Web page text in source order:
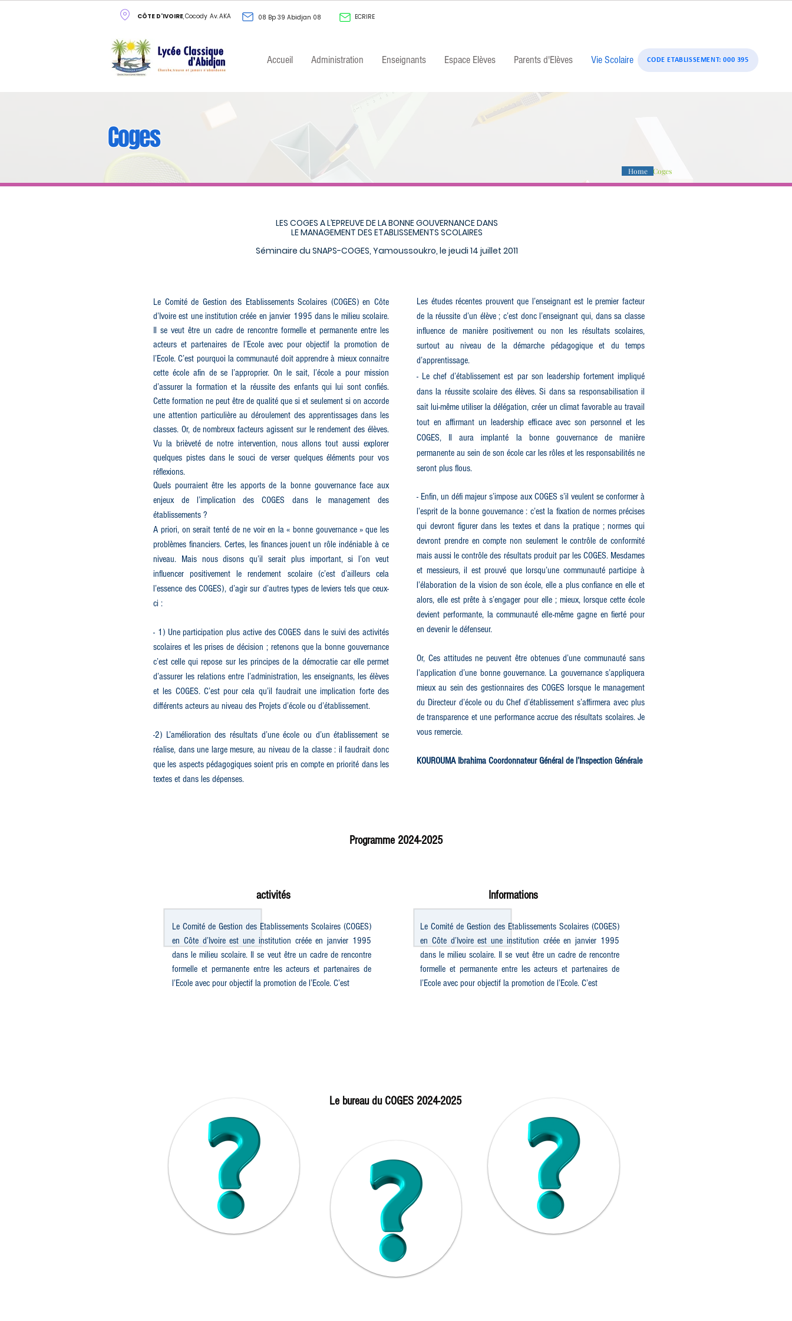
CÔTE D'IVOIRE, Cocody Av. AKA 08 Bp 39 Abidjan 08 ECRIRE
Coges
Coges
Home
LES COGES A L’EPREUVE DE LA BONNE GOUVERNANCE DANS
LE MANAGEMENT DES ETABLISSEMENTS SCOLAIRES
Séminaire du SNAPS-COGES, Yamoussoukro, le jeudi 14 juillet 2011
Le Comité de Gestion des Etablissements Scolaires (COGES) en Côte
d’Ivoire est une institution créée en janvier 1995 dans le milieu scolaire.
Il se veut être un cadre de rencontre formelle et permanente entre les
acteurs et partenaires de l’Ecole avec pour objectif la promotion de
l’Ecole. C’est pourquoi la communauté doit apprendre à mieux connaitre
cette école afin de se l’approprier. On le sait, l’école a pour mission
d’assurer la formation et la réussite des enfants qui lui sont confiés.
Cette formation ne peut être de qualité que si et seulement si on accorde
une attention particulière au déroulement des apprentissages dans les
classes. Or, de nombreux facteurs agissent sur le rendement des élèves.
Vu la brièveté de notre intervention, nous allons tout aussi explorer
quelques pistes dans le souci de verser quelques éléments pour vos
réflexions.
Quels pourraient être les apports de la bonne gouvernance face aux
enjeux de l’implication des COGES dans le management des
établissements ?
A priori, on serait tenté de ne voir en la « bonne gouvernance » que les
problèmes financiers. Certes, les finances jouent un rôle indéniable à ce
niveau. Mais nous disons qu’il serait plus important, si l’on veut
influencer positivement le rendement scolaire (c’est d’ailleurs cela
l’essence des COGES), d’agir sur d’autres types de leviers tels que ceux-
ci :
- 1) Une participation plus active des COGES dans le suivi des activités
scolaires et les prises de décision ; retenons que la bonne gouvernance
c’est celle qui repose sur les principes de la démocratie car elle permet
d’assurer les relations entre l’administration, les enseignants, les élèves
et les COGES. C’est pour cela qu’il faudrait une implication forte des
différents acteurs au niveau des Projets d’école ou d’établissement.
-2) L’amélioration des résultats d’une école ou d’un établissement se
réalise, dans une large mesure, au niveau de la classe : il faudrait donc
que les aspects pédagogiques soient pris en compte en priorité dans les
textes et dans les dépenses.
Les études récentes prouvent que l’enseignant est le premier facteur
de la réussite d’un élève ; c’est donc l’enseignant qui, dans sa classe
influence de manière positivement ou non les résultats scolaires,
surtout au niveau de la démarche pédagogique et du temps
d’apprentissage.
- Le chef d’établissement est par son leadership fortement impliqué
dans la réussite scolaire des élèves. Si dans sa responsabilisation il
sait lui-même utiliser la délégation, créer un climat favorable au travail
tout en affirmant un leadership efficace avec son personnel et les
COGES, Il aura implanté la bonne gouvernance de manière
permanente au sein de son école car les rôles et les responsabilités ne
seront plus flous.
- Enfin, un défi majeur s’impose aux COGES s’il veulent se conformer à
l’esprit de la bonne gouvernance : c’est la fixation de normes précises
qui devront figurer dans les textes et dans la pratique ; normes qui
devront prendre en compte non seulement le contrôle de conformité
mais aussi le contrôle des résultats produit par les COGES. Mesdames
et messieurs, il est prouvé que lorsqu’une communauté participe à
l’élaboration de la vision de son école, elle a plus confiance en elle et
alors, elle est prête à s’engager pour elle ; mieux, lorsque cette école
devient performante, la communauté elle-même gagne en fierté pour
en devenir le défenseur.
Or, Ces attitudes ne peuvent être obtenues d’une communauté sans
l’application d’une bonne gouvernance. La gouvernance s’appliquera
mieux au sein des gestionnaires des COGES lorsque le management
du Directeur d’école ou du Chef d’établissement s’affirmera avec plus
de transparence et une performance accrue des résultats scolaires. Je
vous remercie.
KOUROUMA Ibrahima Coordonnateur Général de l’Inspection Générale
Programme 2024-2025
activités
Le Comité de Gestion des Etablissements Scolaires (COGES)
en Côte d’Ivoire est une institution créée en janvier 1995
dans le milieu scolaire. Il se veut être un cadre de rencontre
formelle et permanente entre les acteurs et partenaires de
l’Ecole avec pour objectif la promotion de l’Ecole. C’est
Informations
Le Comité de Gestion des Etablissements Scolaires (COGES)
en Côte d’Ivoire est une institution créée en janvier 1995
dans le milieu scolaire. Il se veut être un cadre de rencontre
formelle et permanente entre les acteurs et partenaires de
l’Ecole avec pour objectif la promotion de l’Ecole. C’est
Le bureau du COGES 2024-2025
Accueil Administration Enseignants Espace Elèves Parents d'Elèves Vie Scolaire CODE ETABLISSEMENT: 000 395